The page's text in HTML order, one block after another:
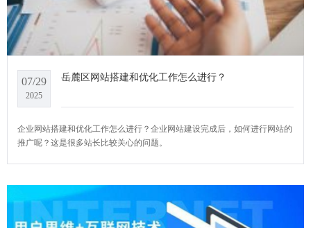
07/29
2025
岳麓区网站搭建和优化工作怎么进行？
企业网站搭建和优化工作怎么进行？企业网站建设完成后，如何进行网站的
推广呢？这是很多站长比较关心的问题。